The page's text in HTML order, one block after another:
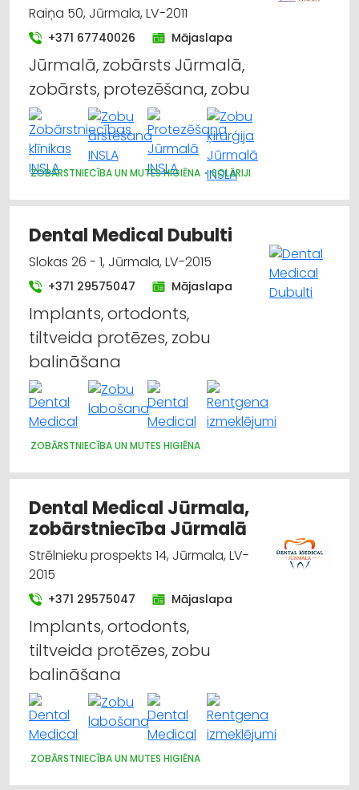
Raiņa 50, Jūrmala, LV-2011
+371 67740026 Mājaslapa
Jūrmalā, zobārsts Jūrmalā,
zobārsts, protezēšana, zobu
ZOBĀRSTNIECĪBA UN MUTES HIGIĒNA SOLĀRIJI
Dental Medical Dubulti
Slokas 26 - 1, Jūrmala, LV-2015
+371 29575047 Mājaslapa
Implants, ortodonts,
tiltveida protēzes, zobu
balināšana
ZOBĀRSTNIECĪBA UN MUTES HIGIĒNA
Dental Medical Jūrmala,
zobārstniecība Jūrmalā
Strēlnieku prospekts 14, Jūrmala, LV-
2015
+371 29575047 Mājaslapa
Implants, ortodonts,
tiltveida protēzes, zobu
balināšana
ZOBĀRSTNIECĪBA UN MUTES HIGIĒNA